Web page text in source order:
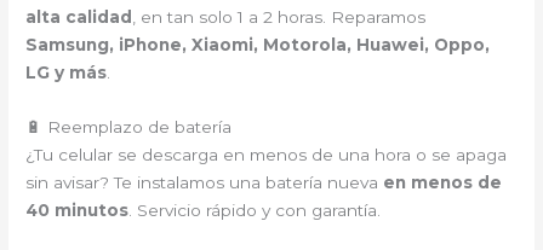
alta calidad
, en tan solo 1 a 2 horas. Reparamos
Samsung, iPhone, Xiaomi, Motorola, Huawei, Oppo,
LG y más
🔋 Reemplazo de batería
¿Tu celular se descarga en menos de una hora o se apaga
sin avisar? Te instalamos una batería nueva en menos de
40 minutos . Servicio rápido y con garantía.